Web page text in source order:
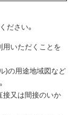
ださい。
用いただくことを
)の用途地域図など
接又は間接のいか